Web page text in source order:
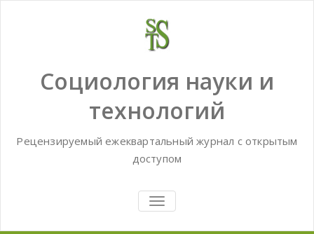
Социология науки и
технологий
Рецензируемый ежеквартальный журнал с открытым
доступом
TOGGLE
NAVIGATION